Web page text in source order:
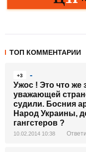
ТОП КОММЕНТАРИИ
+3
-
Ужос ! Это что же
уважающей
судили. Босния
Народ Украины,
гангстеров ?
10.02.2014 10:38